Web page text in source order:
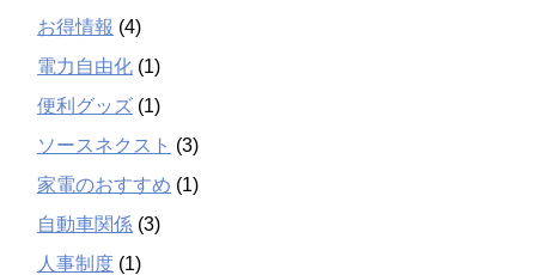
お得情報 (4)
電力自由化 (1)
便利グッズ (1)
ソースネクスト (3)
家電のおすすめ (1)
自動車関係 (3)
人事制度 (1)